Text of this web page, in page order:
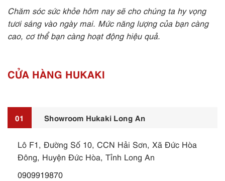
Chăm sóc sức khỏe hôm nay sẽ cho chúng ta hy vọng
tươi sáng vào ngày mai. Mức năng lượng của bạn càng
cao, cơ thể bạn càng hoạt động hiệu quả.
CỬA HÀNG HUKAKI
01 Showroom Hukaki Long An
Lô F1, Đường Số 10, CCN Hải Sơn, Xã Đức Hòa
Đông, Huyện Đức Hòa, Tỉnh Long An
0909919870